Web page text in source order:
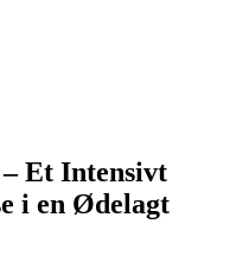
Et Intensivt
i en Ødelagt